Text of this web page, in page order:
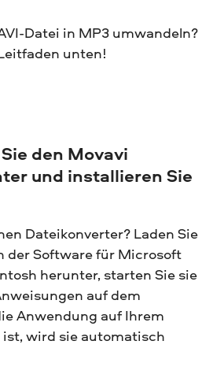
Datei in MP3 umwandeln?
unten!
den Movavi
und installieren Sie
Dateikonverter? Laden Sie
der Software für Microsoft
herunter, starten Sie sie
auf dem
Anwendung auf Ihrem
wird sie automatisch